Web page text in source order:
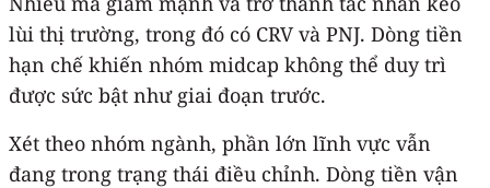
lùi thị trường, trong đó có CRV và PNJ. Dòng tiền
hạn chế khiến nhóm midcap không thể duy trì
được sức bật như giai đoạn trước.
Xét theo nhóm ngành, phần lớn lĩnh vực vẫn
đang trong trạng thái điều chỉnh. Dòng tiền vận